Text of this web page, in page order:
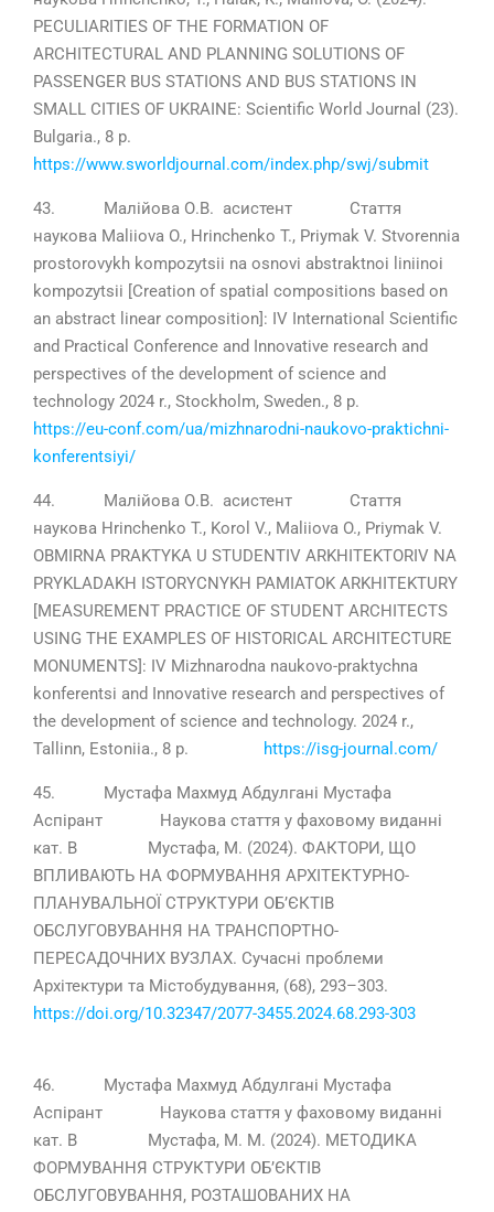
PECULIARITIES OF THE FORMATION OF
ARCHITECTURAL AND PLANNING SOLUTIONS OF
PASSENGER BUS STATIONS AND BUS STATIONS IN
SMALL CITIES OF UKRAINE: Scientific World Journal (23).
Bulgaria., 8 р.
https://www.sworldjournal.com/index.php/swj/submit
43. Малійова О.В. асистент Стаття
наукова Maliiova O., Hrinchenko T., Priymak V. Stvorennia
prostorovykh kompozytsii na osnovi abstraktnoi liniinoi
kompozytsii [Creation of spatial compositions based on
an abstract linear composition]: IV International Scientific
and Practical Conference and Innovative research and
perspectives of the development of science and
technology 2024 r., Stockholm, Sweden., 8 р.
https://eu-conf.com/ua/mizhnarodni-naukovo-praktichni-
konferentsiyi/
44. Малійова О.В. асистент Стаття
наукова Hrinchenko T., Korol V., Maliiova O., Priymak V.
OBMIRNA PRAKTYKA U STUDENTIV ARKHITEKTORIV NA
PRYKLADAKH ISTORYCNYKH PAMIATOK ARKHITEKTURY
[MEASUREMENT PRACTICE OF STUDENT ARCHITECTS
USING THE EXAMPLES OF HISTORICAL ARCHITECTURE
MONUMENTS]: IV Mizhnarodna naukovo-praktychna
konferentsi and Innovative research and perspectives of
the development of science and technology. 2024 r.,
Tallinn, Estoniia., 8 р.
https://isg-journal.com/
45. Мустафа Махмуд Абдулгані Мустафа
Аспірант Наукова стаття у фаховому виданні
кат. В Мустафа, М. (2024). ФАКТОРИ, ЩО
ВПЛИВАЮТЬ НА ФОРМУВАННЯ АРХІТЕКТУРНО-
ПЛАНУВАЛЬНОЇ СТРУКТУРИ ОБ’ЄКТІВ
ОБСЛУГОВУВАННЯ НА ТРАНСПОРТНО-
ПЕРЕСАДОЧНИХ ВУЗЛАХ. Сучасні проблеми
Архітектури та Містобудування, (68), 293–303.
https://doi.org/10.32347/2077-3455.2024.68.293-303
46. Мустафа Махмуд Абдулгані Мустафа
Аспірант Наукова стаття у фаховому виданні
кат. В Мустафа, М. М. (2024). МЕТОДИКА
ФОРМУВАННЯ СТРУКТУРИ ОБ’ЄКТІВ
ОБСЛУГОВУВАННЯ, РОЗТАШОВАНИХ НА